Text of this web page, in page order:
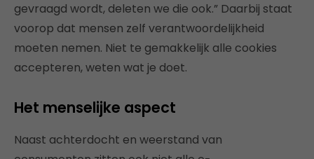
gevraagd wordt, deleten we die ook.” Daarbij staat
voorop dat mensen zelf verantwoordelijkheid
moeten nemen. Niet te gemakkelijk alle cookies
accepteren, weten wat je doet.
Het menselijke aspect
Naast achterdocht en weerstand van